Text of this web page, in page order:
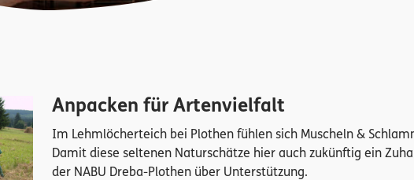
Anpacken für Artenvielfalt
Im Lehmlöcherteich bei Plothen fühlen sich Muscheln &
Damit diese seltenen Naturschätze hier auch zukünftig ein
der NABU Dreba-Plothen über Unterstützung.